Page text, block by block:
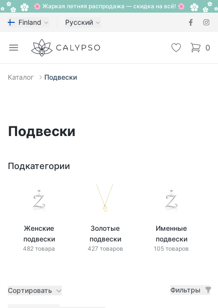
🌸 Жаркая летняя распродажа — скидка на всё! 🌸
Finland Русский
Open menu
Calypso Избранное
0
items
Каталог Подвески
Подвески
Подкатегории
Женские
подвески
482 товара
Золотые
подвески
427 товаров
Именные
подвески
105 товаров
Сортировать Фильтры